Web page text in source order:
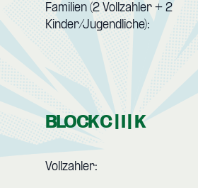
Familien (2 Vollzahler + 2
Kinder/Jugendliche):
BLOCK C | I | K
Vollzahler: